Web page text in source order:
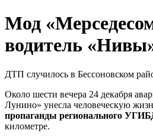
Мод
водитель
ДТП случилось в Бессоновском
Около шести вечера 24 декабря
Лунино» унесла человеческую
пропаганды регионального
километре.